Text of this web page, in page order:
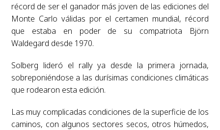
récord de ser el ganador más joven de las ediciones del
Monte Carlo válidas por el certamen mundial, récord
que estaba en poder de su compatriota Björn
Waldegard desde 1970.
Solberg lideró el rally ya desde la primera jornada,
sobreponiéndose a las durísimas condiciones climáticas
que rodearon esta edición.
Las muy complicadas condiciones de la superficie de los
caminos, con algunos sectores secos, otros húmedos,